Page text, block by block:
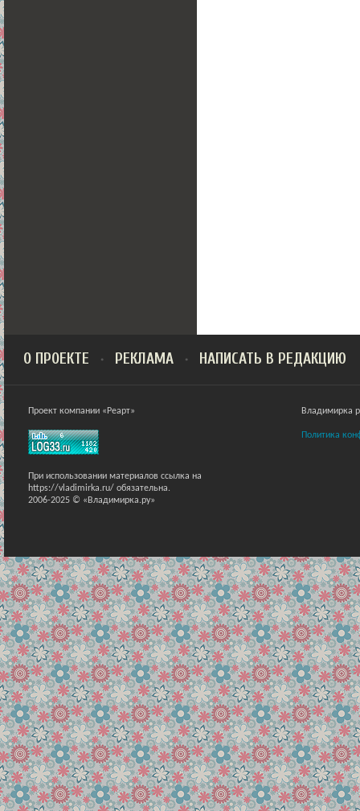
О ПРОЕКТЕ РЕКЛАМА НАПИСАТЬ В РЕДАКЦИЮ
Проект компании «Реарт»
При использовании материалов ссылка на
https://vladimirka.ru/ обязательна.
2006-2025 © «Владимирка.ру»
Владимирка
Политика